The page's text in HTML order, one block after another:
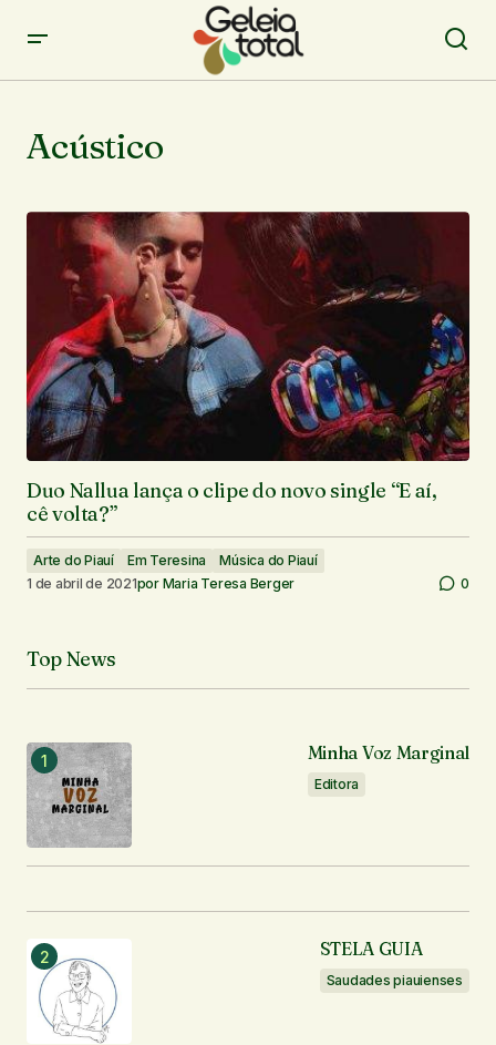
Acústico
Duo Nallua lança o clipe do novo single “E aí,
cê volta?”
Arte do Piauí Em Teresina
Música do Piauí
1 de abril de 2021por Maria Teresa Berger 0
Top News
Minha Voz Marginal
Editora
STELA GUIA
Saudades piauienses